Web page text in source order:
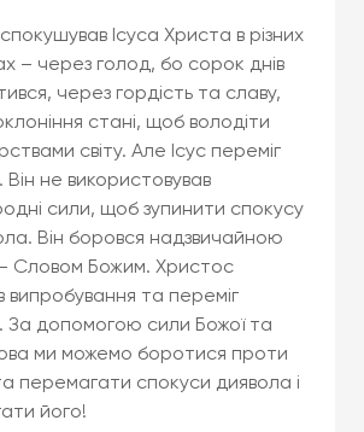
Ісуса Христа в різних
– через голод, бо сорок днів
через гордість та славу,
стані, щоб володіти
світу. Але Ісус переміг
Він не використовував
сили, щоб зупинити спокусу
Він боровся надзвичайною
Словом Божим. Христос
та переміг
За допомогою сили Божої та
ми можемо боротися проти
перемагати спокуси диявола і
його!